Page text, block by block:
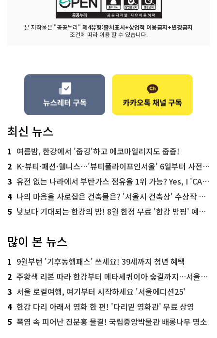
본 저작물은 "공공누리" 제4유형:출처표시+상업적 이용금지+변경금지
조건에 따라 이용 할 수 있습니다.
최신 뉴스
1 여름밤, 한강에서 '줍깅'하고 에코마일리지도 줍줍!
2 K-뷰티·패션·웰니스…'뷰티풀라이프인서울' 6일부터 사전 예약
3 유전 없는 나라에서 부탄가스 점유율 1위 가능? Yes, I 'CAN'
4 나의 마음을 사로잡은 건축물은? '서울시 건축상' 수상작 공개!
5 낮보다 기대되는 한강의 밤! 8월 한정 무료 '한강 밤핑' 예약은?
많이 본 뉴스
1 9월부턴 '기후동행패스' 쓰세요! 39세까지 청년 혜택
2 주황색 리본 따라 한강부터 메타세쿼이아 숲길까지…서울둘레길 15코스
3 서울 로컬여행, 여기부터 시작하세요 '서울에디션25'
4 한강 다리 아래서 영화 한 편! '다리밑 영화관' 무료 상영
5 폭염 속 피어난 진분홍 물결! 국립중앙박물관 배롱나무 명소